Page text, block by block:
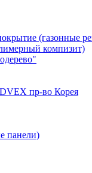
(газонные
компизит)
пр-во Корея
панели)